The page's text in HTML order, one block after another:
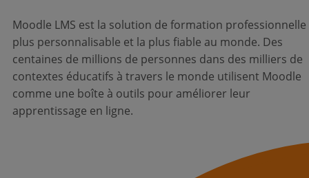
Moodle LMS est la solution de formation professionnelle
plus personnalisable et la plus fiable au monde. Des
centaines de millions de personnes dans des milliers de
contextes éducatifs à travers le monde utilisent Moodle
comme une boîte à outils pour améliorer leur
apprentissage en ligne.